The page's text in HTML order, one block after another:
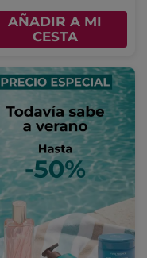
AÑADIR A MI
CESTA